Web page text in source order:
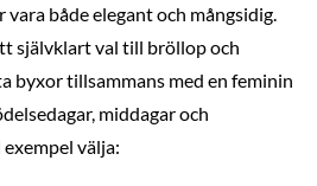
både elegant och mångsidig.
självklart val till bröllop och
byxor tillsammans med en feminin
middagar och
välja: